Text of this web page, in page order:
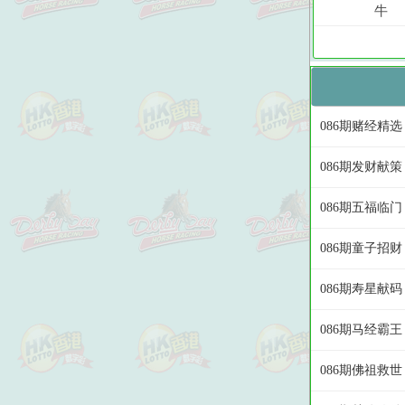
086期赌经精选
086期发财献策
086期五福临门
086期童子招财
086期寿星献码
086期马经霸王
086期佛祖救世